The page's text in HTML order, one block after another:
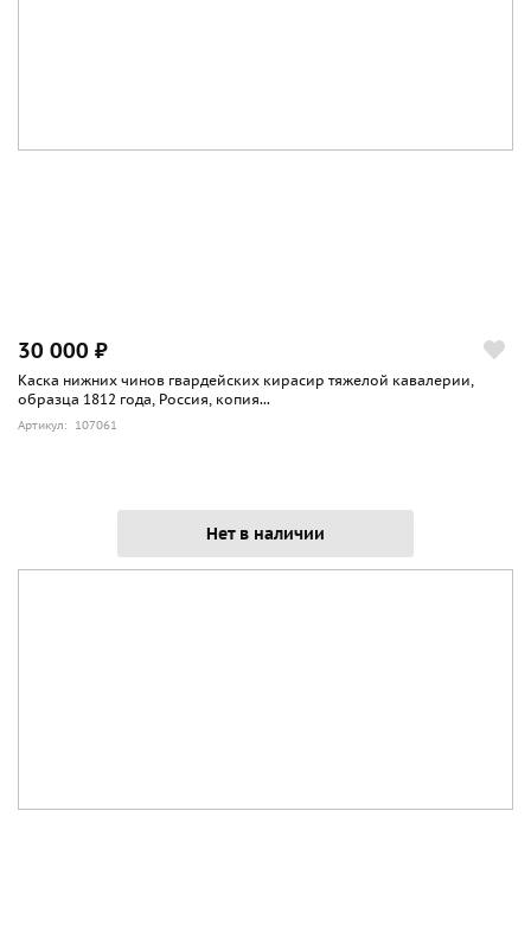
30 000 ₽
Каска нижних чинов гвардейских кирасир тяжелой кавалерии,
образца 1812 года, Россия, копия...
Артикул: 107061
Нет в наличии